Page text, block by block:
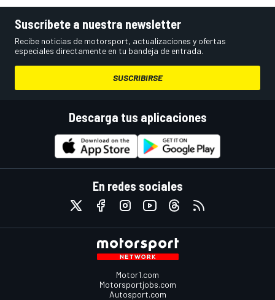
Suscríbete a nuestra newsletter
Recibe noticias de motorsport, actualizaciones y ofertas
especiales directamente en tu bandeja de entrada.
SUSCRIBIRSE
Descarga tus aplicaciones
En redes sociales
Motor1.com
Motorsportjobs.com
Autosport.com